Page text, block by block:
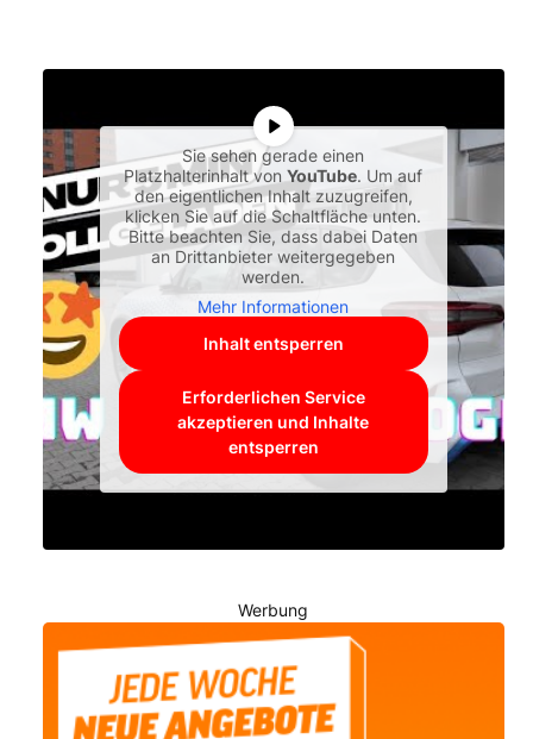
Sie sehen gerade einen
Platzhalterinhalt vonYouTube. Um auf
den eigentlichen Inhalt zuzugreifen,
klicken Sie auf die Schaltfläche unten.
Bitte beachten Sie, dass dabei Daten
an Drittanbieter weitergegeben
werden.
Mehr Informationen
Inhalt entsperren
Erforderlichen Service
akzeptieren und Inhalte
entsperren
Werbung